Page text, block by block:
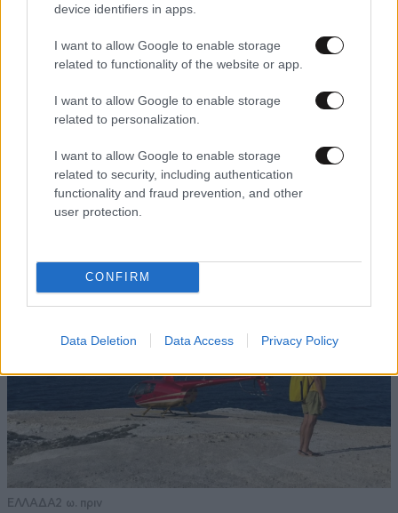
device identifiers in apps.
I want to allow Google to enable storage
related to functionality of the website or app.
I want to allow Google to enable storage
related to personalization.
I want to allow Google to enable storage
related to security, including authentication
functionality and fraud prevention, and other
user protection.
CONFIRM
Data Deletion Data Access Privacy Policy
LIFESTYLE09·08·2026 10:52
Αμαλία Κωστοπούλου: Γαμήλιο ταξίδι με τον
Τζέικ Μέντγουελ στην Ιταλία – Island hopping
με σκάφος σε Πόντσα και Ίσκια
ΕΛΛΑΔΑ2 ω. πριν